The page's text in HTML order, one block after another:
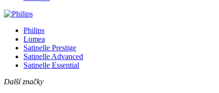
Philips
Lumea
Satinelle Prestige
Satinelle Advanced
Satinelle Essential
Další značky